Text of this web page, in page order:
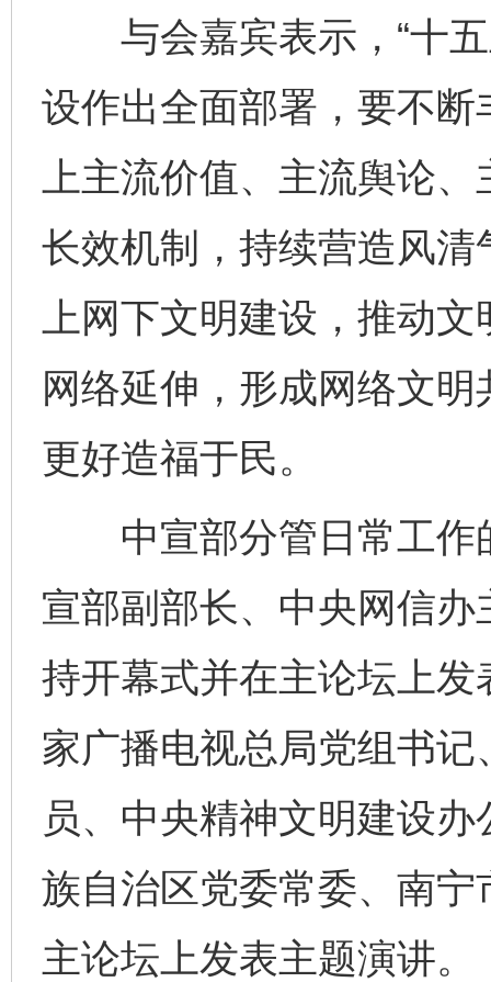
与会嘉宾表示，“十五
设作出全面部署，要不
上主流价值、主流舆论
长效机制，持续营造风
上网下文明建设，推动
网络延伸，形成网络文
更好造福于民。
中宣部分管日常工作
宣部副部长、中央网信
持开幕式并在主论坛上
家广播电视总局党组书
员、中央精神文明建设
族自治区党委常委、南
主论坛上发表主题演讲。